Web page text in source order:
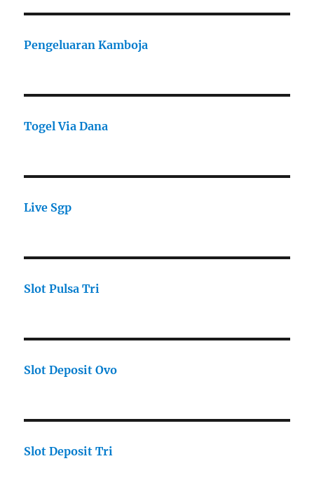
Pengeluaran Kamboja
Togel Via Dana
Live Sgp
Slot Pulsa Tri
Slot Deposit Ovo
Slot Deposit Tri